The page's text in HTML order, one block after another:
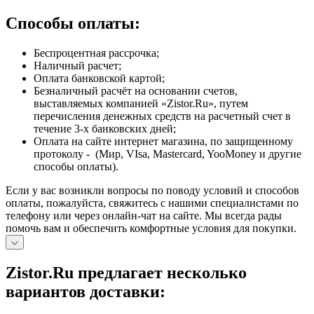
Способы оплаты:
Беспроцентная рассрочка;
Наличный расчет;
Оплата банковской картой;
Безналичный расчёт на основании счетов,
выставляемых компанией «Zistor.Ru», путем
перечисления денежных средств на расчетный счет в
течение 3-х банковских дней;
Оплата на сайте интернет магазина, по защищенному
протоколу - (Мир, VIsa, Mastercard, YooMoney и другие
способы оплаты).
Если у вас возникли вопросы по поводу условий и способов
оплаты, пожалуйста, свяжитесь с нашими специалистами по
телефону или через онлайн-чат на сайте. Мы всегда рады
помочь вам и обеспечить комфортные условия для покупки.
Zistor.Ru предлагает несколько
вариантов доставки: